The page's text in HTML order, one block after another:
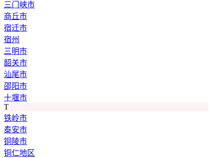
三门峡市
商丘市
宿迁市
宿州
三明市
韶关市
汕尾市
邵阳市
十堰市
T
铁岭市
泰安市
铜陵市
铜仁地区